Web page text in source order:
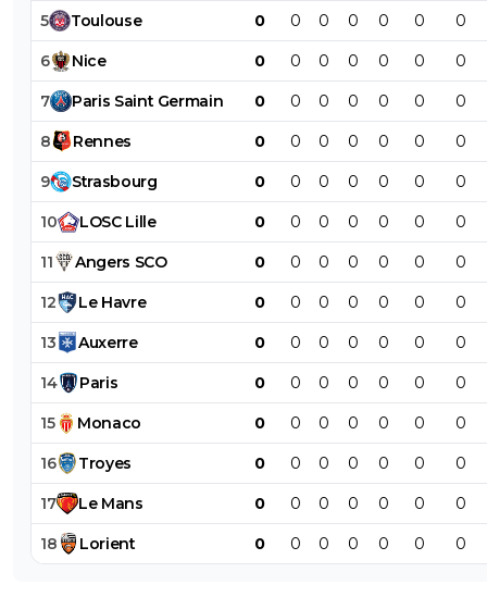
5 Toulouse 0 0 0 0 0 0 0
6 Nice 0 0 0 0 0 0 0
7 Paris Saint Germain 0 0 0 0 0 0 0
8 Rennes 0 0 0 0 0 0 0
9 Strasbourg 0 0 0 0 0 0 0
10 LOSC Lille 0 0 0 0 0 0 0
11 Angers SCO 0 0 0 0 0 0 0
12 Le Havre 0 0 0 0 0 0 0
13 Auxerre 0 0 0 0 0 0 0
14 Paris 0 0 0 0 0 0 0
15 Monaco 0 0 0 0 0 0 0
16 Troyes 0 0 0 0 0 0 0
17 Le Mans 0 0 0 0 0 0 0
18 Lorient 0 0 0 0 0 0 0